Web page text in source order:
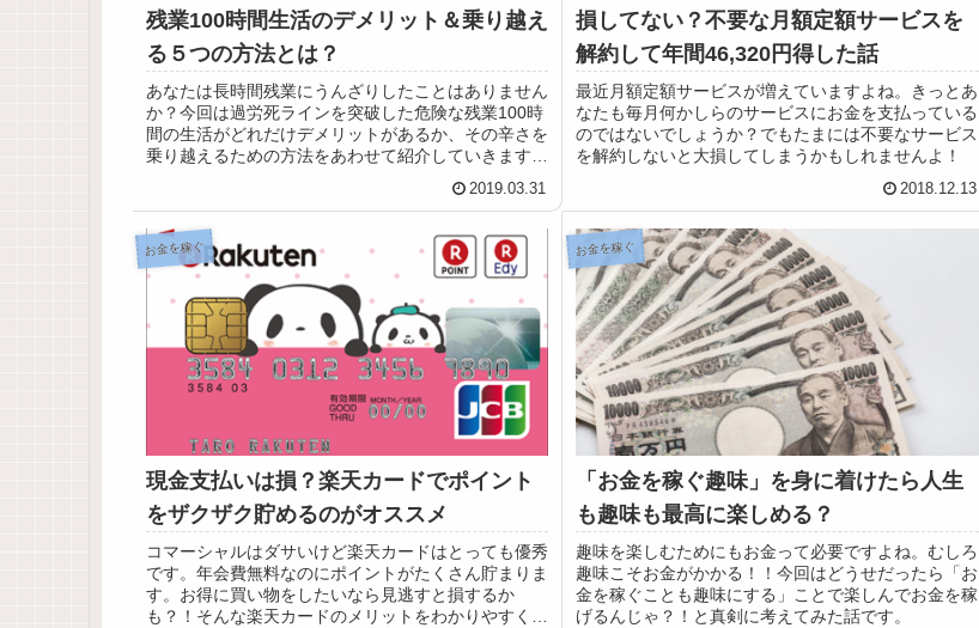
残業100時間生活のデメリット＆乗り越え
る５つの方法とは？
あなたは長時間残業にうんざりしたことはありません
か？今回は過労死ラインを突破した危険な残業100時
間の生活がどれだけデメリットがあるか、その辛さを
乗り越えるための方法をあわせて紹介していきます。
になる方法を知ってもらえたら嬉しいです。
2019.03.31
損してない？不要な月額定額サービスを
解約して年間46,320円得した話
最近月額定額サービスが増えていますよね。きっとあ
なたも毎月何かしらのサービスにお金を支払っている
のではないでしょうか？でもたまには不要なサービス
を解約しないと大損してしまうかもしれませんよ！
2018.12.13
お金を稼ぐ
現金支払いは損？楽天カードでポイント
をザクザク貯めるのがオススメ
コマーシャルはダサいけど楽天カードはとっても優秀
です。年会費無料なのにポイントがたくさん貯まりま
す。お得に買い物をしたいなら見逃すと損するか
も？！そんな楽天カードのメリットをわかりやすく紹
お金を稼ぐ
「お金を稼ぐ趣味」を身に着けたら人生
も趣味も最高に楽しめる？
趣味を楽しむためにもお金って必要ですよね。むしろ
趣味こそお金がかかる！！今回はどうせだったら「お
金を稼ぐことも趣味にする」ことで楽しんでお金を稼
げるんじゃ？！と真剣に考えてみた話です。